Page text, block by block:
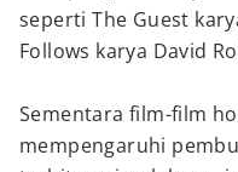
seperti The Guest
Follows karya David
Sementara film-film
mempengaruhi